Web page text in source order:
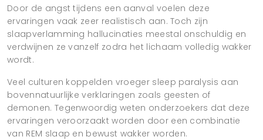
Door de angst tijdens een aanval voelen deze
ervaringen vaak zeer realistisch aan. Toch zijn
slaapverlamming hallucinaties meestal onschuldig en
verdwijnen ze vanzelf zodra het lichaam volledig wakker
wordt.
Veel culturen koppelden vroeger sleep paralysis aan
bovennatuurlijke verklaringen zoals geesten of
demonen. Tegenwoordig weten onderzoekers dat deze
ervaringen veroorzaakt worden door een combinatie
van REM slaap en bewust wakker worden.